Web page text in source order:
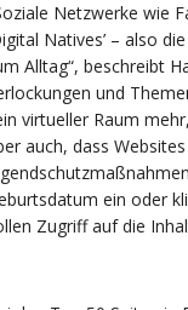
Netzwerke wie
Natives’ – also
Alltag“, beschreibt
und
virtueller Raum
auch, dass
ein oder
Zugriff auf die